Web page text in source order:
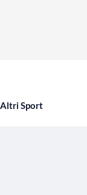
Altri Sport